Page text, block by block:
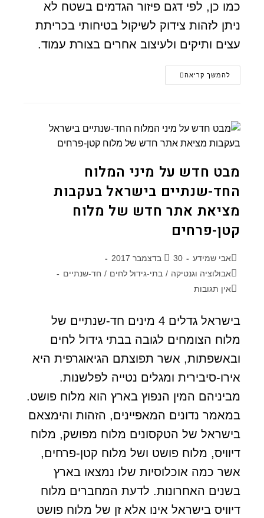
כמו כן, לפי דגם פיזור הגדמים בשטח לא
ניתן לזהות צידוק לשיקול בטיחותי בכריתת
עצים ותיקים ולעיצוב אחרים בצורת עמוד.
להמשך קריאה
מבט חדש על מיני המלוח
החד-שנתיים בישראל בעקבות
מציאת אתר חדש של מלוח
קטן-פרחים
אבי שמידע
30 בדצמבר 2017
אבולוציה וגנטיקה / בתי-גידול לחים / חד-שנתיים
אין תגובות
בישראל גדלים 4 מינים חד-שנתיים של
מלוח הצומחים לגובה בבתי גידול לחים
ובאשפתות, אשר תפוצתם הגיאוגרפית היא
אירו-סיבירית ומגלים נטייה לפלשנות.
מביניהם המין הנפוץ בארץ הוא מלוח פושט.
במאמר נדונים המאפיינים, הזהות והימצאם
בישראל של הטקסונים מלוח מפושק, מלוח
דיוויס, מלוח פושט ושל מלוח קטן-פרחים,
אשר כמה אוכלוסיות שלו נמצאו בארץ
בשנים האחרונות. לדעת המחברים מלוח
דיוויס בישראל אינו אלא זן של מלוח פושט